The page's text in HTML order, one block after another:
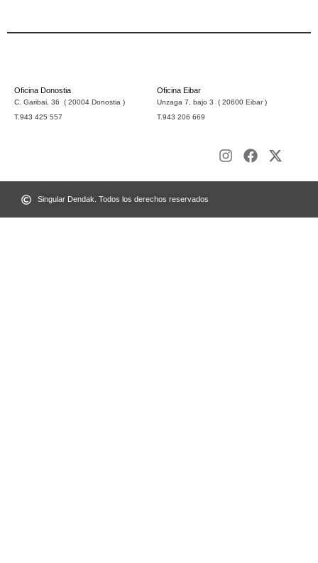
Oficina Donostia
C. Garibai, 36 ( 20004 Donostia )
T.943 425 557
Oficina Eibar
Unzaga 7, bajo 3 ( 20600 Eibar )
T.943 206 669
Singular Dendak. Todos los derechos reservados